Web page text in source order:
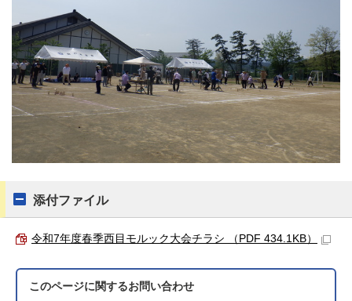
添付ファイル
令和7年度春季西目モルック大会チラシ （PDF 434.1KB）
このページに関するお問い合わせ